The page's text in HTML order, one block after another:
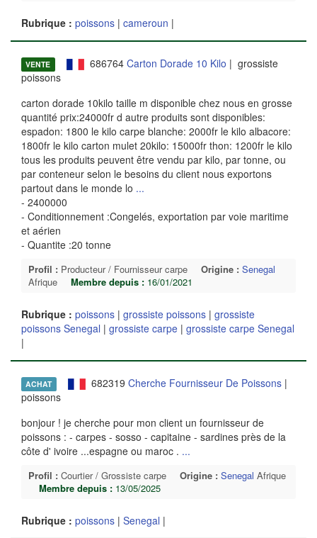
Rubrique : poissons | cameroun |
VENTE 686764 Carton Dorade 10 Kilo | grossiste
poissons
carton dorade 10kilo taille m disponible chez nous en grosse
quantité prix:24000fr d autre produits sont disponibles:
espadon: 1800 le kilo carpe blanche: 2000fr le kilo albacore:
1800fr le kilo carton mulet 20kilo: 15000fr thon: 1200fr le kilo
tous les produits peuvent être vendu par kilo, par tonne, ou
par conteneur selon le besoins du client nous exportons
partout dans le monde lo ...
- 2400000
- Conditionnement :Congelés, exportation par voie maritime
et aérien
- Quantite :20 tonne
Profil : Producteur / Fournisseur carpe Origine : Senegal
Afrique
Membre depuis : 16/01/2021
Rubrique : poissons | grossiste poissons | grossiste
poissons Senegal | grossiste carpe | grossiste carpe Senegal
|
ACHAT 682319 Cherche Fournisseur De Poissons|
poissons
bonjour ! je cherche pour mon client un fournisseur de
poissons : - carpes - sosso - capitaine - sardines près de la
côte d' ivoire ...espagne ou maroc . ...
Profil : Courtier / Grossiste carpe Origine : Senegal Afrique
Membre depuis : 13/05/2025
Rubrique : poissons | Senegal |